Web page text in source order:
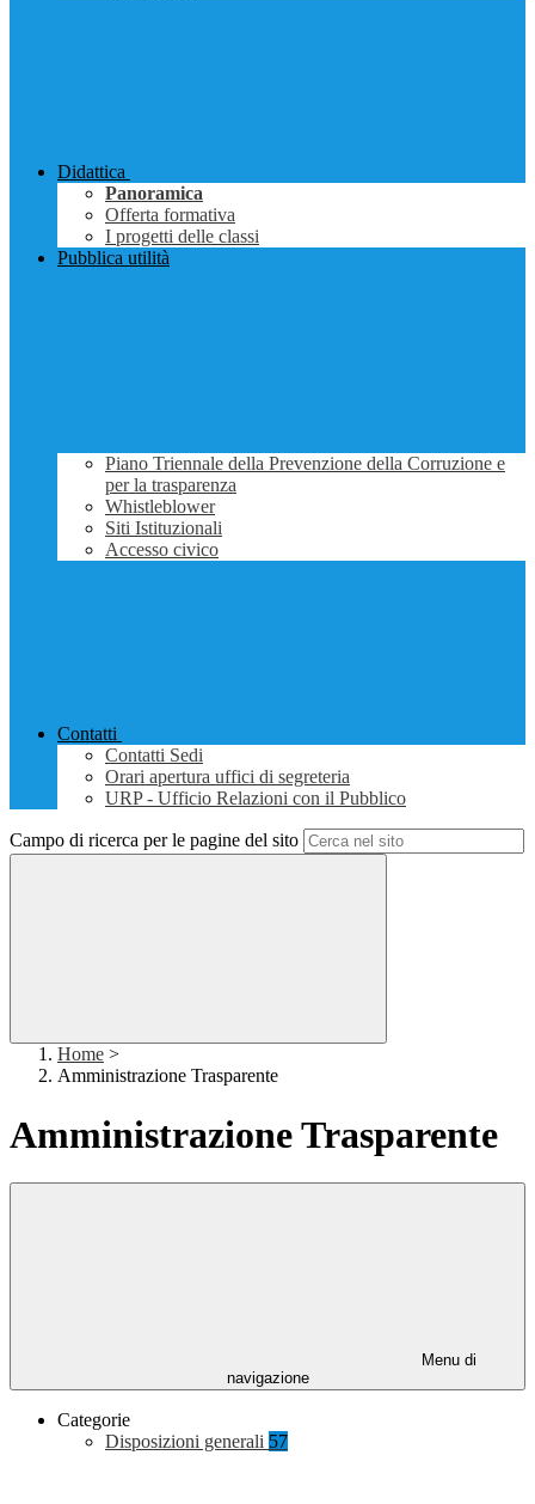
Didattica
Panoramica
Offerta formativa
I progetti delle classi
Pubblica utilità
Piano Triennale della Prevenzione della Corruzione e
per la trasparenza
Whistleblower
Siti Istituzionali
Accesso civico
Contatti
Contatti Sedi
Orari apertura uffici di segreteria
URP - Ufficio Relazioni con il Pubblico
Campo di ricerca per le pagine del sito
Home >
Amministrazione Trasparente
Amministrazione Trasparente
Menu di
navigazione
Categorie
Disposizioni generali 57